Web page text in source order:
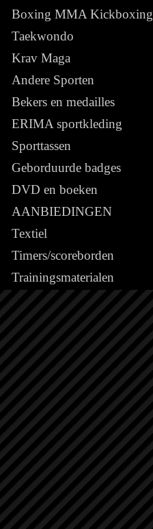
Boxing MMA Kickboxing
Taekwondo
Krav Maga
Andere Sporten
Bekers en medailles
ERIMA sportkleding
Sporttassen
Geborduurde badges
DVD en boeken
AANBIEDINGEN
Textiel
Timers/scoreborden
Trainingsmaterialen